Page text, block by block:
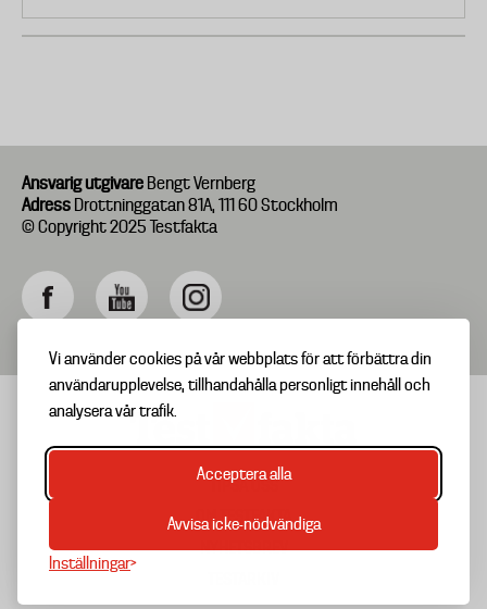
Vi använder cookies på vår webbplats för att förbättra din
användarupplevelse, tillhandahålla personligt innehåll och
analysera vår trafik.
Acceptera alla
Avvisa icke-nödvändiga
Inställningar
Ansvarig utgivare Bengt Vernberg
Adress Drottninggatan 81A, 111 60 Stockholm
© Copyright 2025 Testfakta
Footer
menu
TIPSA OSS
OM TESTFAKTA
NYHETSBREV